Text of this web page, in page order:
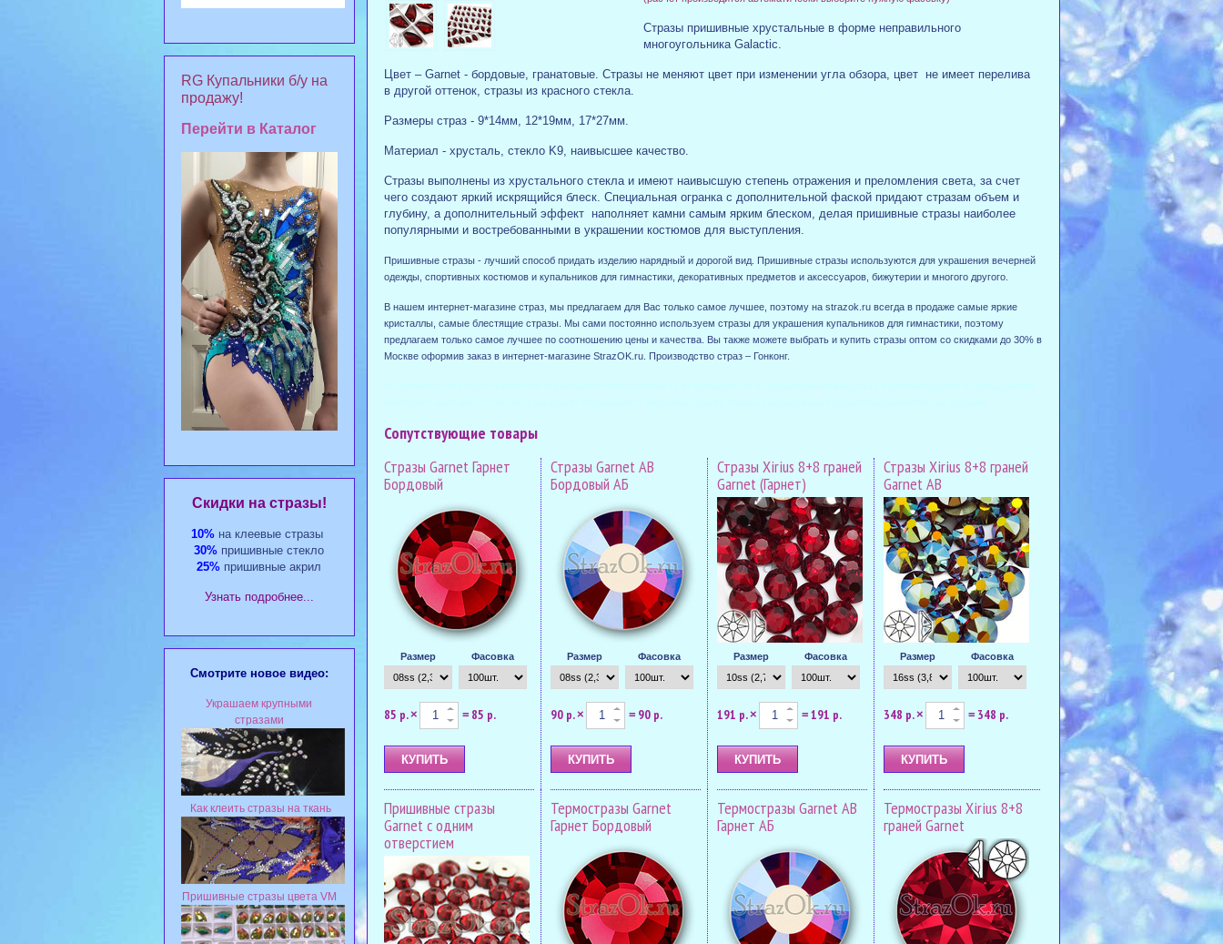
Стразы пришивные хрустальные в форме неправильного
многоугольника Galactic.
Цвет – Garnet - бордовые, гранатовые. Стразы не меняют цвет при изменении угла обзора, цвет не имеет перелива
в другой оттенок, стразы из красного стекла.
Размеры страз - 9*14мм, 12*19мм, 17*27мм.
Материал - хрусталь, стекло K9, наивысшее качество.
Стразы выполнены из хрустального стекла и имеют наивысшую степень отражения и преломления света, за счет
чего создают яркий искрящийся блеск. Специальная огранка с дополнительной фаской придают стразам объем и
глубину, а дополнительный эффект наполняет камни самым ярким блеском, делая пришивные стразы наиболее
популярными и востребованными в украшении костюмов для выступления.
Пришивные стразы - лучший способ придать изделию нарядный и дорогой вид. Пришивные стразы используются для украшения вечерней
одежды, спортивных костюмов и купальников для гимнастики, декоративных предметов и аксессуаров, бижутерии и многого другого.
В нашем интернет-магазине страз, мы предлагаем для Вас только самое лучшее, поэтому на strazok.ru всегда в продаже самые яркие
кристаллы, самые блестящие стразы. Мы сами постоянно используем стразы для украшения купальников для гимнастики, поэтому
предлагаем только самое лучшее по соотношению цены и качества. Вы также можете выбрать и купить стразы оптом со скидками до 30% в
Москве оформив заказ в интернет-магазине StrazOK.ru. Производство страз – Гонконг.
Сопутствующие товары
Стразы Garnet Гарнет
Бордовый
Размер Фасовка
85 р.× = 85 р.
Стразы Garnet AB
Бордовый АБ
Размер Фасовка
90 р.× = 90 р.
Стразы Xirius 8+8 граней
Garnet (Гарнет)
Размер Фасовка
191 р.× = 191 р.
Стразы Xirius 8+8 граней
Garnet AB
Размер Фасовка
348 р.× = 348 р.
Пришивные стразы
Garnet с одним
отверстием
Термостразы Garnet
Гарнет Бордовый
Термостразы Garnet AB
Гарнет АБ
Термостразы Xirius 8+8
граней Garnet
RG Купальники б/у на
продажу!
Перейти в Каталог
Cкидки на стразы!
10% на клеевые стразы
30% пришивные стекло
25% пришивные акрил
Узнать подробнее...
Смотрите новое видео:
Украшаем крупными
стразами
Как клеить стразы на ткань
Пришивные стразы цвета VM